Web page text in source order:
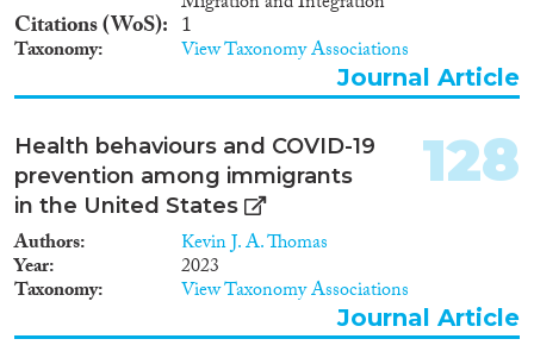
aan de registratie van een
asielzoeker als meerderjarige in
een andere EU-lidstaat. Omdat
deze registratie in sommige
onderzoek wordt overgenomen,
valt niet uit te sluiten dat
hierdoor in Nederland
minderjarigen ten onrechte als
meerderjarig staan geregistreerd.
Voor het opstellen van deze
signalering heeft de ACVZ,
naast het verrichten van
deskresearch en
Citations (WoS) 1
Taxonomy View Taxonomy Associations
Journal Article
Health behaviours and COVID-19
prevention among immigrants
in the United States
Authors Kevin J. A. Thomas
Year 2023
Taxonomy View Taxonomy Associations
128
Journal Article